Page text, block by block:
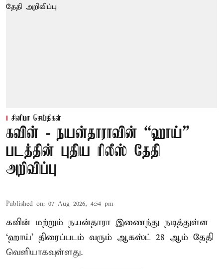
சினிமா செய்திகள்
கவின் - நயன்தாராவின் “ஹாய்”
படத்தின் புதிய ரிலீஸ் தேதி
அறிவிப்பு
Published on: 07 Aug 2026, 4:54 pm
கவின் மற்றும் நயன்தாரா இணைந்து நடித்துள்ள
‘ஹாய்’ திரைப்படம் வரும் ஆகஸ்ட் 28 ஆம் தேதி
வெளியாகவுள்ளது.